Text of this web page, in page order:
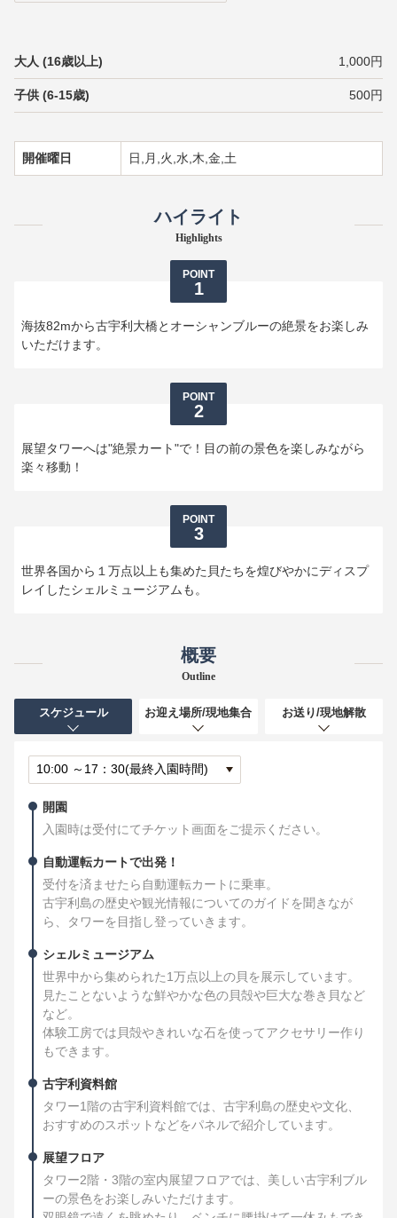
大人 (16歳以上) 1,000円
子供 (6-15歳) 500円
開催曜日 日,月,火,水,木,金,土
ハイライト
Highlights
POINT
1
海抜82mから古宇利大橋とオーシャンブルーの絶景をお楽しみ
いただけます。
POINT
2
展望タワーへは"絶景カート"で！目の前の景色を楽しみながら
楽々移動！
POINT
3
世界各国から１万点以上も集めた貝たちを煌びやかにディスプ
レイしたシェルミュージアムも。
概要
Outline
スケジュール お迎え場所/現地集合 お送り/現地解散
開園
入園時は受付にてチケット画面をご提示ください。
自動運転カートで出発！
受付を済ませたら自動運転カートに乗車。
古宇利島の歴史や観光情報についてのガイドを聞きなが
ら、タワーを目指し登っていきます。
シェルミュージアム
世界中から集められた1万点以上の貝を展示しています。
見たことないような鮮やかな色の貝殻や巨大な巻き貝など
など。
体験工房では貝殻やきれいな石を使ってアクセサリー作り
もできます。
古宇利資料館
タワー1階の古宇利資料館では、古宇利島の歴史や文化、
おすすめのスポットなどをパネルで紹介しています。
展望フロア
タワー2階・3階の室内展望フロアでは、美しい古宇利ブル
ーの景色をお楽しみいただけます。